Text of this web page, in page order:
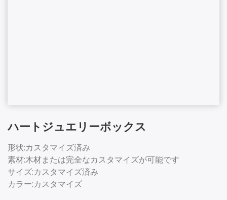
ハートジュエリーボックス
形状:カスタマイズ済み
素材:木材または完全なカスタマイズが可能です
サイズ:カスタマイズ済み
カラー:カスタマイズ